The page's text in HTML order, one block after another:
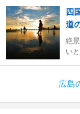
四
道
絶
い
広島